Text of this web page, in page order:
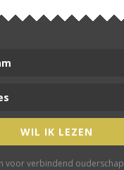
WIL IK LEZEN
voor verbindend ouderschap